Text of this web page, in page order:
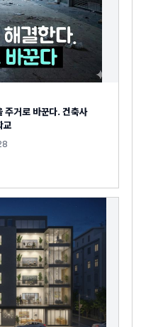
주거로 바꾼다. 건축사
교